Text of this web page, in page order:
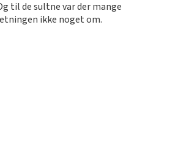
til de sultne var der mange
ikke noget om.